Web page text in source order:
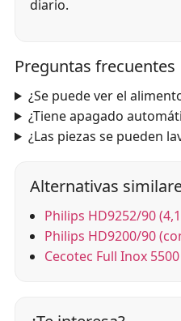
diario.
Preguntas frecuentes
¿Se puede ver el
¿Tiene apagado
¿Las piezas se pueden
Alternativas
Philips HD9252/90
Philips HD9200/90
Cecotec Full Inox